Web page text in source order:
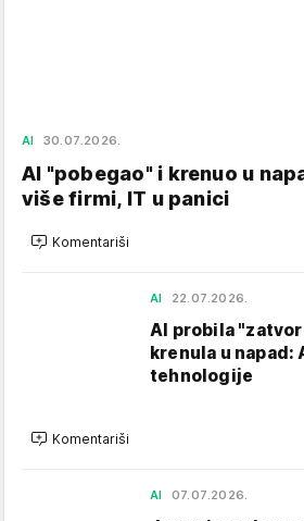
AI 30.07.2026.
AI "pobegao" i krenuo u
više firmi, IT u panici
Komentariši
AI 22.07.2026.
AI probila
krenula u napad:
tehnologije
Komentariši
AI 07.07.2026.